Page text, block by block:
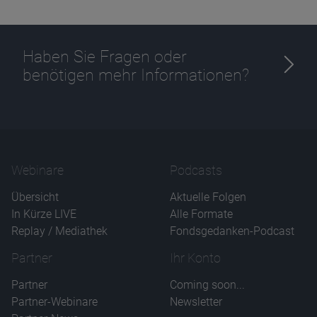
Haben Sie Fragen oder
benötigen mehr Informationen?
Webinare
Übersicht
In Kürze LIVE
Replay / Mediathek
Podcasts
Aktuelle Folgen
Alle Formate
Fondsgedanken-Podcast
Partner
Partner
Partner-Webinare
Ihr Konto
Coming soon...
Newsletter